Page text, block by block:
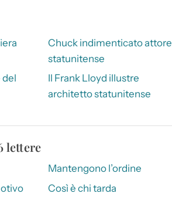
Chuck indimenticato attore
statunitense
del
Il Frank Lloyd illustre
architetto statunitense
lettere
Mantengono l’ordine
Così è chi tarda